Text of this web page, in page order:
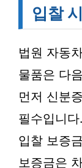
입찰
법원 자동
물품은 다
먼저 신분
필수입니다.
입찰 보증
보증금은